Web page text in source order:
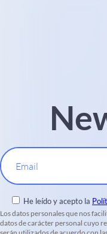
Email
He leído y acepto la
Los datos personales que nos
datos de carácter personal cuyo